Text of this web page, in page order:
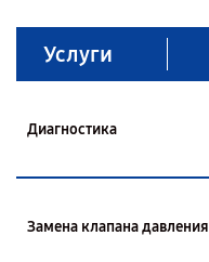
Услуги
Диагностика
Замена клапана давления